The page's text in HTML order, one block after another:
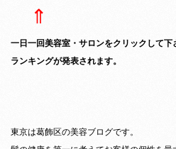
⇑
一日一回美容室・サロンをクリックして下
ランキングが発表されます。
東京は葛飾区の美容ブログです。